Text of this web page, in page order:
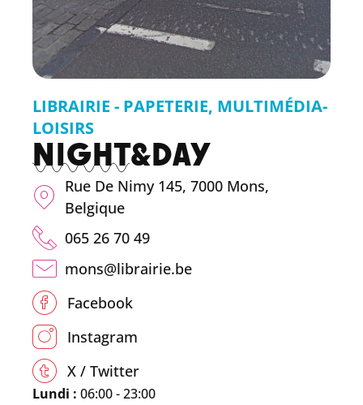
LIBRAIRIE - PAPETERIE, MULTIMÉDIA-
LOISIRS
NIGHT&DAY
Rue De Nimy 145, 7000 Mons,
Belgique
065 26 70 49
mons@librairie.be
Facebook
Instagram
X / Twitter
Lundi : 06:00 - 23:00